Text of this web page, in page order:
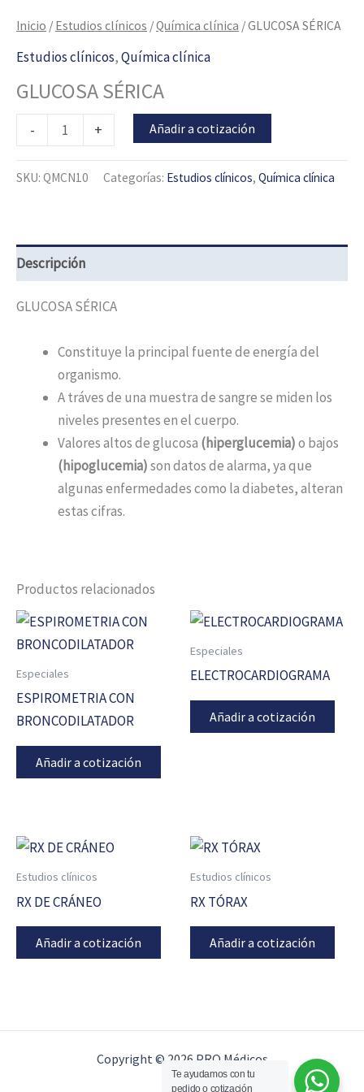
Inicio / Estudios clínicos /Química clínica / GLUCOSA SÉRICA
Estudios clínicos,Química clínica
GLUCOSA SÉRICA
- + Añadir a cotización
SKU: QMCN10 Categorías: Estudios clínicos, Química clínica
Descripción
GLUCOSA SÉRICA
Constituye la principal fuente de energía del
organismo.
A tráves de una muestra de sangre se miden los
niveles presentes en el cuerpo.
Valores altos de glucosa (hiperglucemia)o bajos
(hipoglucemia)son datos de alarma, ya que
algunas enfermedades como la diabetes, alteran
estas cifras.
Productos relacionados
Especiales
ESPIROMETRIA CON
BRONCODILATADOR
Añadir a cotización
Especiales
ELECTROCARDIOGRAMA
Añadir a cotización
Estudios clínicos
RX DE CRÁNEO
Añadir a cotización
Estudios clínicos
RX TÓRAX
Añadir a cotización
Copyright © 2026 PRO Médicos
Te ayudamos con tu
pedido o cotización